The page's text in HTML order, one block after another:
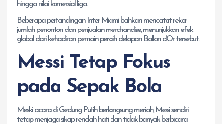
hingga nilai komersial liga.
Beberapa pertandingan Inter Miami bahkan mencatat rekor
jumlah penonton dan penjualan merchandise, menunjukkan efek
global dari kehadiran pemain peraih delapan Ballon d’Or tersebut.
Messi Tetap Fokus
pada Sepak Bola
Meski acara di Gedung Putih berlangsung meriah, Messi sendiri
tetap menjaga sikap rendah hati dan tidak banyak berbicara